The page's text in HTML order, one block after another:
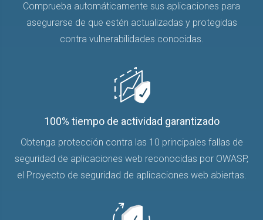
Comprueba automáticamente sus aplicaciones para
asegurarse de que estén actualizadas y protegidas
contra vulnerabilidades conocidas.
100% tiempo de actividad garantizado
Obtenga protección contra las 10 principales fallas de
seguridad de aplicaciones web reconocidas por OWASP,
el Proyecto de seguridad de aplicaciones web abiertas.